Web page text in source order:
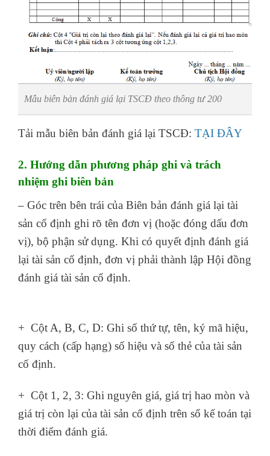
Mẫu biên bản đánh giá lại TSCĐ theo thông tư 200
Tải mẫu biên bản đánh giá lại TSCĐ: TẠI ĐÂY
2. Hướng dẫn phương pháp ghi và trách
nhiệm ghi biên bản
– Góc trên bên trái của Biên bản đánh giá lại tài
sản cố định ghi rõ tên đơn vị (hoặc đóng dấu đơn
vị), bộ phận sử dụng. Khi có quyết định đánh giá
lại tài sản cố định, đơn vị phải thành lập Hội đồng
đánh giá tài sản cố định.
+ Cột A, B, C, D: Ghi số thứ tự, tên, ký mã hiệu,
quy cách (cấp hạng) số hiệu và số thẻ của tài sản
cố định.
+ Cột 1, 2, 3: Ghi nguyên giá, giá trị hao mòn và
giá trị còn lại của tài sản cố định trên sổ kế toán tại
thời điểm đánh giá.